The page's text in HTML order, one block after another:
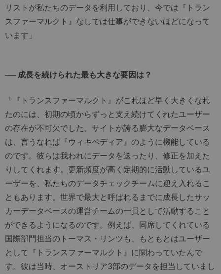
リストが私たちのデータを利用しており、今では『トラン
スファーマルクト』なしでは仕事ができないほどになって
います」
── 成長を続けられた最も大きな要因は？
「『トランスファーマルクト』がこれほど早く大きくなれ
たのには、初期の頃からずっと支え続けてくれたユーザー
の存在が不可欠でした。サイトが誇る膨大なデータベース
は、言うなれば『ウィキペディア』のように機能している
のです。彼らは我われにデータを送ったり、修正を加えた
りしてくれます。更新頻度が高く定期的に活動しているユ
ーザーを、私たちのデータチェックチームに迎え入れるこ
ともあります。世界で最大と呼ばれるまでに成長したサッ
カーデータベースの運営チームの一員として活動すること
ができるようになるのです。例えば、同席してくれている
国際部門担当のトーマス・リンツも、もともとはユーザー
として『トランスファーマルクト』に関わっていたんで
す。彼は当時、オーストリア3部のデータを担当していまし